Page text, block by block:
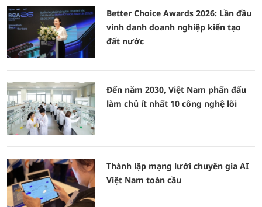
Better Choice Awards 2026: Lần đầu
vinh danh doanh nghiệp kiến tạo
đất nước
Đến năm 2030, Việt Nam phấn đấu
làm chủ ít nhất 10 công nghệ lõi
Thành lập mạng lưới chuyên gia AI
Việt Nam toàn cầu